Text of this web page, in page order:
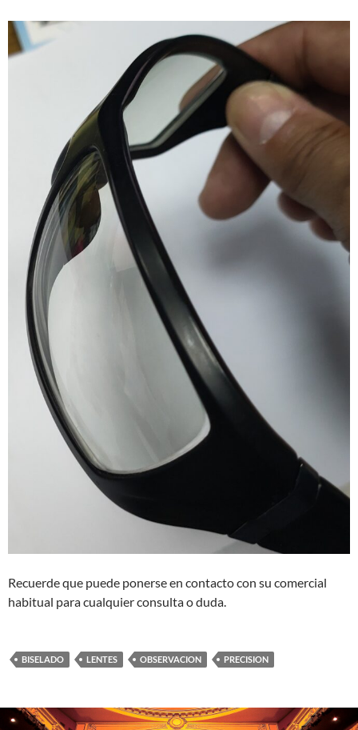
Recuerde que puede ponerse en contacto con su comercial
habitual para cualquier consulta o duda.
BISELADO LENTES OBSERVACION PRECISION